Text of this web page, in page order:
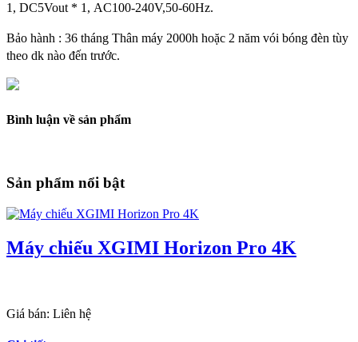
1, DC5Vout * 1, AC100-240V,50-60Hz.
Bảo hành : 36 tháng Thân máy 2000h hoặc 2 năm vói bóng đèn tùy
theo dk nào đến trước.
Bình luận về sản phẩm
Sản phẩm nổi bật
Máy chiếu XGIMI Horizon Pro 4K
Giá bán: Liên hệ